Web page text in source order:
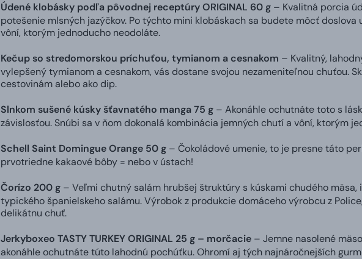
Údené klobásky podľa pôvodnej receptúry ORIGINAL 60 g– Kvalitná porcia
potešenie mlsných jazýčkov. Po týchto mini klobáskach sa budete môcť
vôní, ktorým jednoducho neodoláte.
Kečup so stredomorskou príchuťou, tymianom a cesnakom – Kvalitný,
vylepšený tymianom a cesnakom, vás dostane svojou nezameniteľnou chuťou.
cestovinám alebo ako dip.
Slnkom sušené kúsky šťavnatého manga 75 g– Akonáhle ochutnáte toto s
závislosťou. Snúbi sa v ňom dokonalá kombinácia jemných chutí a vôní, ktorým
Schell Saint Domingue Orange 50 g– Čokoládové umenie, to je presne táto
prvotriedne kakaové bôby = nebo v ústach!
Čorízo 200 g– Veľmi chutný salám hrubšej štruktúry s kúskami chudého
typického španielskeho salámu. Výrobok z produkcie domáceho výrobcu z
delikátnu chuť.
Jerkyboxeo TASTY TURKEY ORIGINAL 25 g – morčacie– Jemne nasolené
akonáhle ochutnáte túto lahodnú pochúťku. Ohromí aj tých najnáročnejších